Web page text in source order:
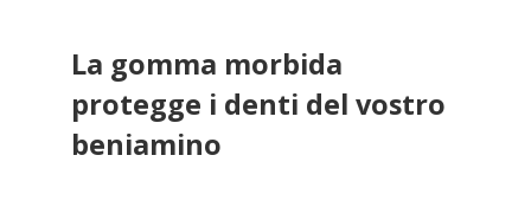
La gomma morbida
protegge i denti del vostro
beniamino